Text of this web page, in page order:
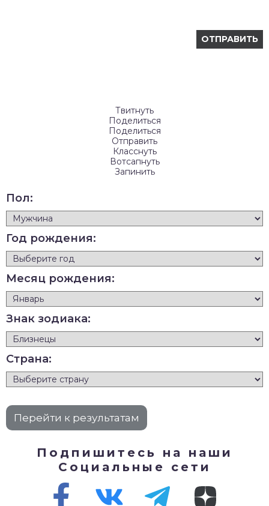
Твитнуть
Поделиться
Поделиться
Отправить
Класснуть
Вотсапнуть
Запинить
Пол:
Год рождения:
Месяц рождения:
Знак зодиака:
Страна:
Подпишитесь на наши
Социальные сети